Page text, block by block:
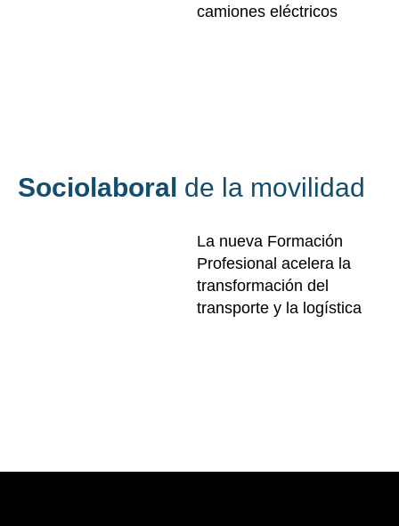
camiones eléctricos
Sociolaboral de la movilidad
La nueva Formación
Profesional acelera la
transformación del
transporte y la logística